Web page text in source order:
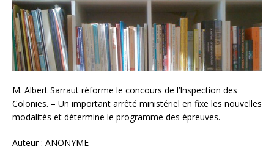
M. Albert Sarraut réforme le concours de l’Inspection des
Colonies. – Un important arrêté ministériel en fixe les nouvelles
modalités et détermine le programme des épreuves.
Auteur : ANONYME